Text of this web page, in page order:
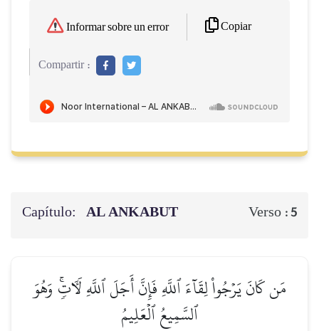
Informar sobre un error Copiar
Compartir :
Capítulo: AL ANKABUT Verso :5
مَن كَانَ يَرۡجُواْ لِقَآءَ ٱللَّهِ فَإِنَّ أَجَلَ ٱللَّهِ لَأٓتٖۚ وَهُوَ
ٱلسَّمِيعُ ٱلۡعَلِيمُ